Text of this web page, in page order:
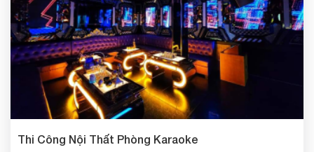
Thi Công Nội Thất Phòng Karaoke